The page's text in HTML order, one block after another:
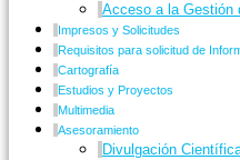
Acceso a la Gestión
Impresos y Solicitudes
Requisitos para solicitud de
Cartografía
Estudios y Proyectos
Multimedia
Asesoramiento
Divulgación